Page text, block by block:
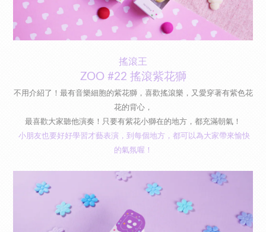
搖滾王
ZOO #22 搖滾紫花獅
不用介紹了！最有音樂細胞的紫花獅，喜歡搖滾樂，又愛穿著有紫色花
花的背心，
最喜歡大家聽他演奏！只要有紫花小獅在的地方，都充滿朝氣！
小朋友也要好好學習才藝表演，到每個地方，都可以為大家帶來愉快
的氣氛喔！